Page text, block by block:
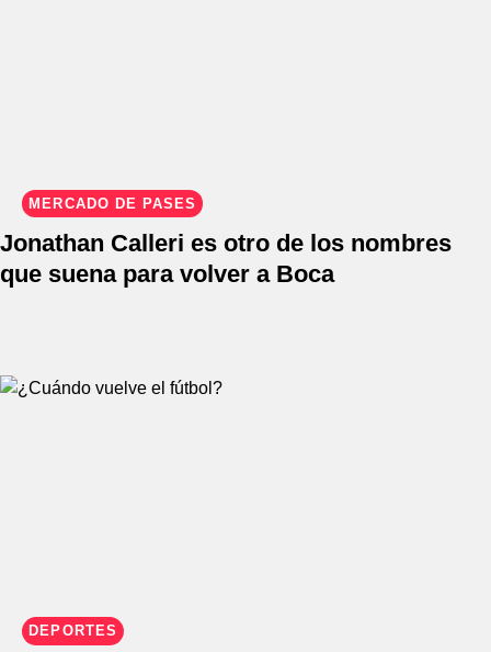
MERCADO DE PASES
Jonathan Calleri es otro de los nombres
que suena para volver a Boca
DEPORTES